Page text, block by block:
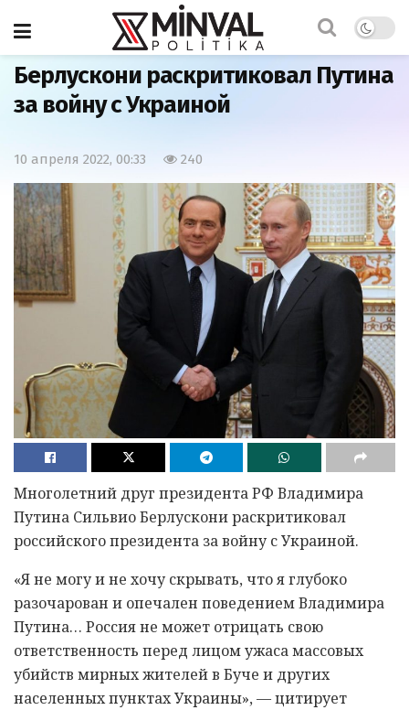
Главная
Берлускони раскритиковал Путина
за войну с Украиной
10 апреля 2022, 00:33 240
Многолетний друг президента РФ Владимира
Путина Сильвио Берлускони раскритиковал
российского президента за войну с Украиной.
«Я не могу и не хочу скрывать, что я глубоко
разочарован и опечален поведением Владимира
Путина… Россия не может отрицать свою
ответственность перед лицом ужаса массовых
убийств мирных жителей в Буче и других
населенных пунктах Украины», — цитирует